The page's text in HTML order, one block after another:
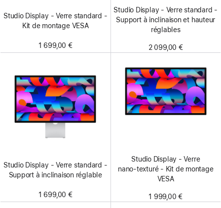
Studio Display - Verre standard -
Kit de montage VESA
1 699,00 €
Studio Display - Verre standard -
Support à inclinaison et hauteur
réglables
2 099,00 €
Studio Display - Verre standard -
Support à inclinaison réglable
1 699,00 €
Studio Display - Verre
nano‑texturé - Kit de montage
VESA
1 999,00 €